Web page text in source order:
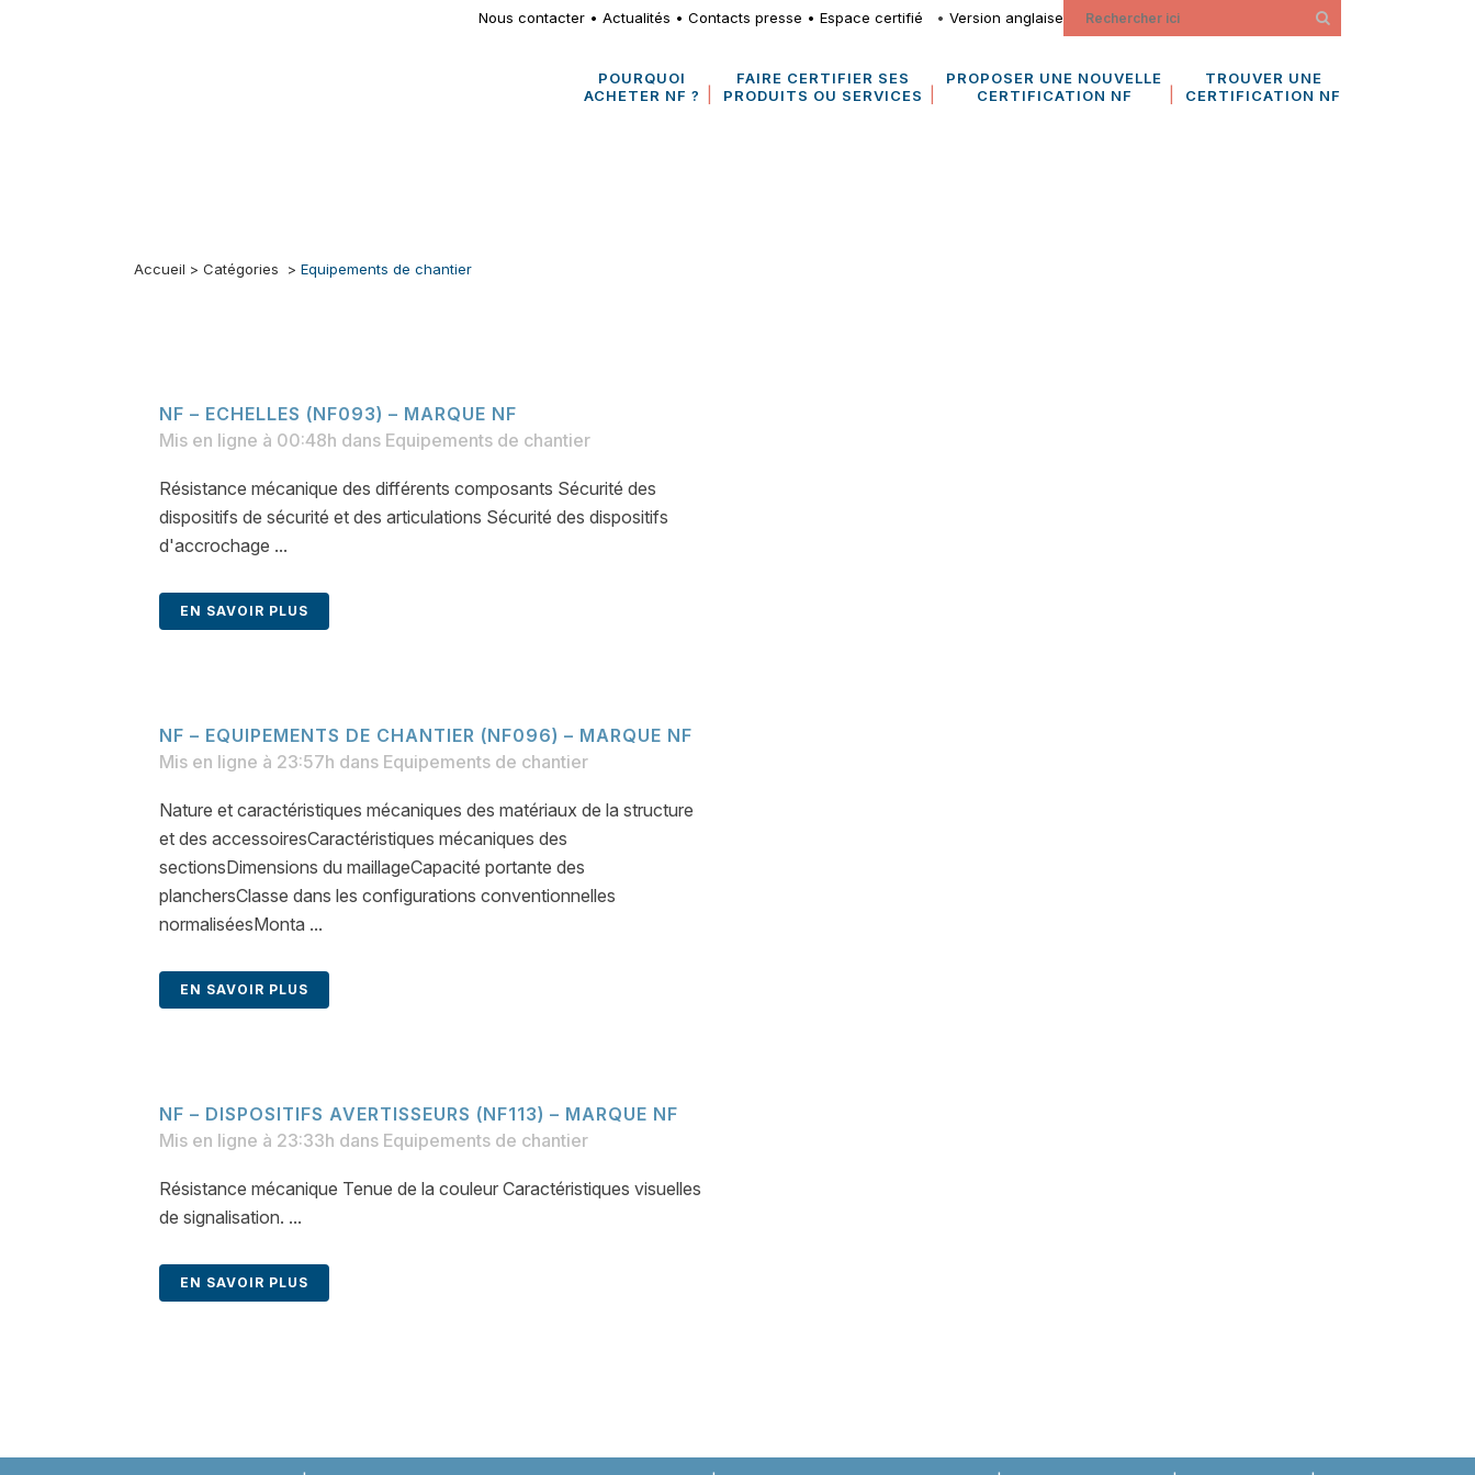
Nous contacter •Actualités •Contacts presse •Espace certifié •Version anglaise
POURQUOI
ACHETER NF ?
FAIRE CERTIFIER SES
PRODUITS OU SERVICES
PROPOSER UNE NOUVELLE
CERTIFICATION NF
TROUVER UNE
CERTIFICATION NF
Accueil > Catégories > Equipements de chantier
NF – ECHELLES (NF093) – MARQUE NF
Mis en ligne à 00:48h dans Equipements de chantier
Résistance mécanique des différents composants Sécurité des
dispositifs de sécurité et des articulations Sécurité des dispositifs
d'accrochage ...
EN SAVOIR PLUS
NF – EQUIPEMENTS DE CHANTIER (NF096) – MARQUE NF
Mis en ligne à 23:57h dans Equipements de chantier
Nature et caractéristiques mécaniques des matériaux de la structure
et des accessoiresCaractéristiques mécaniques des
sectionsDimensions du maillageCapacité portante des
planchersClasse dans les configurations conventionnelles
normaliséesMonta ...
EN SAVOIR PLUS
NF – DISPOSITIFS AVERTISSEURS (NF113) – MARQUE NF
Mis en ligne à 23:33h dans Equipements de chantier
Résistance mécanique Tenue de la couleur Caractéristiques visuelles
de signalisation. ...
EN SAVOIR PLUS